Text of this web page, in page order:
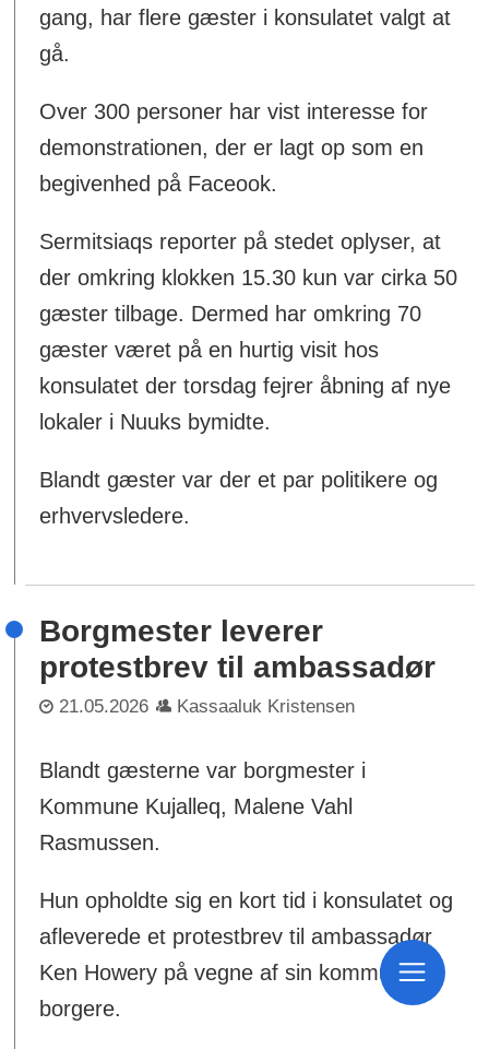
gang, har flere gæster i konsulatet valgt at
gå.
Over 300 personer har vist interesse for
demonstrationen, der er lagt op som en
begivenhed på Faceook.
Sermitsiaqs reporter på stedet oplyser, at
der omkring klokken 15.30 kun var cirka 50
gæster tilbage. Dermed har omkring 70
gæster været på en hurtig visit hos
konsulatet der torsdag fejrer åbning af nye
lokaler i Nuuks bymidte.
Blandt gæster var der et par politikere og
erhvervsledere.
Borgmester leverer
protestbrev til ambassadør
21.05.2026 Kassaaluk Kristensen
Blandt gæsterne var borgmester i
Kommune Kujalleq, Malene Vahl
Rasmussen.
Hun opholdte sig en kort tid i konsulatet og
afleverede et protestbrev til ambassadør
Ken Howery på vegne af sin kommunes
borgere.